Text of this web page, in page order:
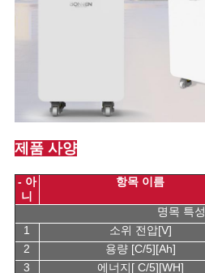
제품 사양
- 아
니
항목 이름
명목 특성
1
소위 전압[V]
2
용량 [C/5][Ah]
3
에너지[ C/5][WH]